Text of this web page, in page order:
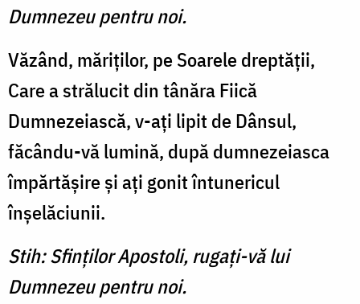
Dumnezeu pentru noi.
Văzând, măriţilor, pe Soarele dreptăţii,
Care a strălucit din tânăra Fiică
Dumnezeiască, v-aţi lipit de Dânsul,
făcându-vă lumină, după dumnezeiasca
împărtăşire şi aţi gonit întunericul
înşelăciunii.
Stih: Sfinţilor Apostoli, rugaţi-vă lui
Dumnezeu pentru noi.